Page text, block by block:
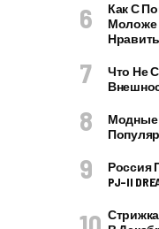
Как С
Моложе
Что Не
Модные
Россия
PJ–II